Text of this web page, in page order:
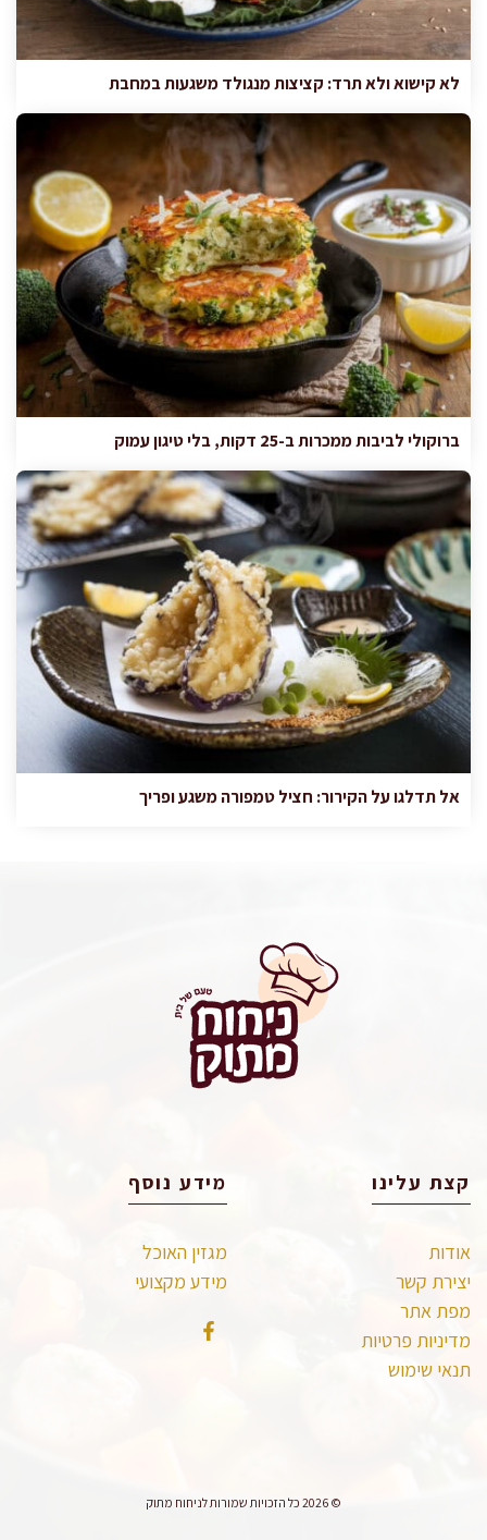
לא קישוא ולא תרד: קציצות מנגולד משגעות במחבת
ברוקולי לביבות ממכרות ב-25 דקות, בלי טיגון עמוק
אל תדלגו על הקירור: חציל טמפורה משגע ופריך
קצת עלינו
אודות
יצירת קשר
מפת אתר
מדיניות פרטיות
תנאי שימוש
מידע נוסף
מגזין האוכל
מידע מקצועי
© 2026 כל הזכויות שמורות לניחוח מתוק